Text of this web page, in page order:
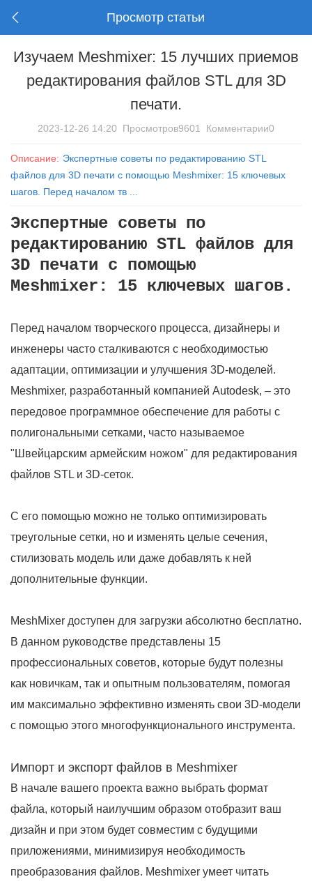
Просмотр статьи
Изучаем Meshmixer: 15 лучших приемов
редактирования файлов STL для 3D
печати.
2023-12-26 14:20 Просмотров9601 Комментарии0
Описание: Экспертные советы по редактированию STL
файлов для 3D печати с помощью Meshmixer: 15 ключевых
шагов. Перед началом тв ...
Экспертные советы по
редактированию STL файлов для
3D печати с помощью
Meshmixer: 15 ключевых шагов.
Перед началом творческого процесса, дизайнеры и
инженеры часто сталкиваются с необходимостью
адаптации, оптимизации и улучшения 3D-моделей.
Meshmixer, разработанный компанией Autodesk, – это
передовое программное обеспечение для работы с
полигональными сетками, часто называемое
"Швейцарским армейским ножом" для редактирования
файлов STL и 3D-сеток.
С его помощью можно не только оптимизировать
треугольные сетки, но и изменять целые сечения,
стилизовать модель или даже добавлять к ней
дополнительные функции.
MeshMixer доступен для загрузки абсолютно бесплатно.
В данном руководстве представлены 15
профессиональных советов, которые будут полезны
как новичкам, так и опытным пользователям, помогая
им максимально эффективно изменять свои 3D-модели
с помощью этого многофункционального инструмента.
Импорт и экспорт файлов в Meshmixer
В начале вашего проекта важно выбрать формат
файла, который наилучшим образом отобразит ваш
дизайн и при этом будет совместим с будущими
приложениями, минимизируя необходимость
преобразования файлов. Meshmixer умеет читать